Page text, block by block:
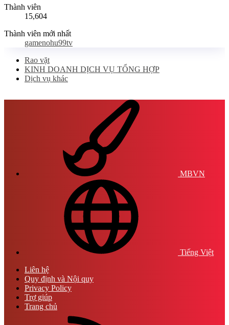
Thành viên
15,604
Thành viên mới nhất
gamenohu99tv
Rao vặt
KINH DOANH DỊCH VỤ TỔNG HỢP
Dịch vụ khác
MBVN
Tiếng Việt
Liên hệ
Quy định và Nội quy
Privacy Policy
Trợ giúp
Trang chủ